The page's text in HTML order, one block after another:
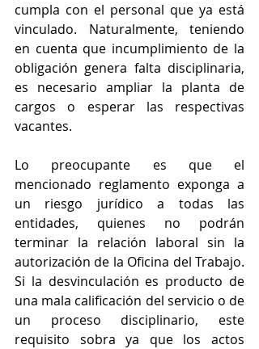
cumpla con el personal que ya está
vinculado. Naturalmente, teniendo
en cuenta que incumplimiento de la
obligación genera falta disciplinaria,
es necesario ampliar la planta de
cargos o esperar las respectivas
vacantes.
Lo preocupante es que el
mencionado reglamento exponga a
un riesgo jurídico a todas las
entidades, quienes no podrán
terminar la relación laboral sin la
autorización de la Oficina del Trabajo.
Si la desvinculación es producto de
una mala calificación del servicio o de
un proceso disciplinario, este
requisito sobra ya que los actos